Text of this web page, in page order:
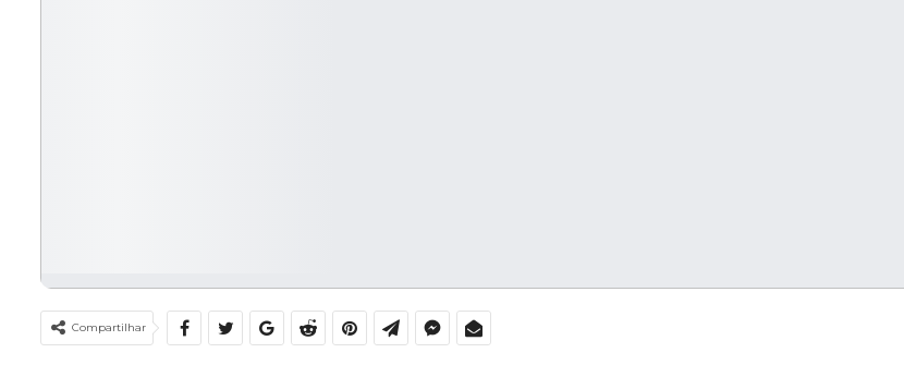
Compartilhar